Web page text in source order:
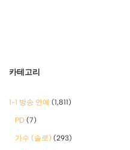
카테고리
1-1 방송 연예 (1,811)
PD (7)
가수 (솔로) (293)